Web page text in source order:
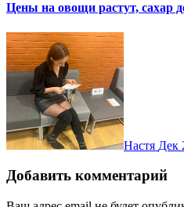
Цены на овощи растут, сахар
Настя Дек
Добавить комментарий